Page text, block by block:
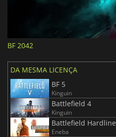
BF 2042
DA MESMA LICENÇA
BF 5
Kinguin
Battlefield 4
Kinguin
Battlefield Hardline
Eneba